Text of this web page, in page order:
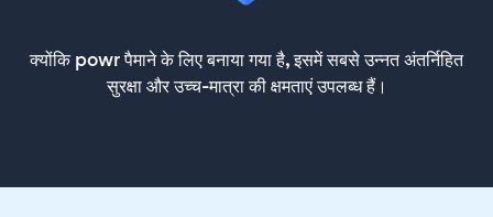
क्योंकि powr पैमाने के लिए बनाया गया है, इसमें सबसे उन्नत अंतर्निहित
सुरक्षा और उच्च-मात्रा की क्षमताएं उपलब्ध हैं।